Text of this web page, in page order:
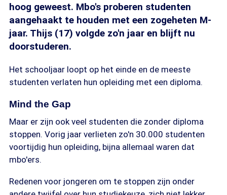
hoog geweest. Mbo's proberen studenten
aangehaakt te houden met een zogeheten M-
jaar. Thijs (17) volgde zo'n jaar en blijft nu
doorstuderen.
Het schooljaar loopt op het einde en de meeste
studenten verlaten hun opleiding met een diploma.
Mind the Gap
Maar er zijn ook veel studenten die zonder diploma
stoppen. Vorig jaar verlieten zo'n 30.000 studenten
voortijdig hun opleiding, bijna allemaal waren dat
mbo'ers.
Redenen voor jongeren om te stoppen zijn onder